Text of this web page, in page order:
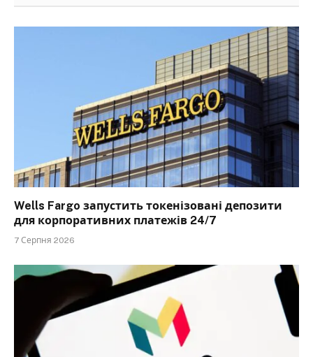
Wells Fargo запустить токенізовані депозити
для корпоративних платежів 24/7
7 Серпня 2026